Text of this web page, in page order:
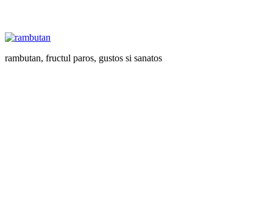
rambutan, fructul paros, gustos si sanatos